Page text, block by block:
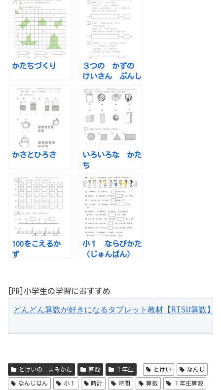
かたちづくり
３つの かずの
けいさん ぶんし
ょうだい
かさとひろさ
いろいろな かた
ち
100をこえるか
ず
小１ ならびかた
（じゅんばん）
[PR]小学生の学習におすすめ
どんどん算数が好きになるタブレット教材【RISU算数】
とけいの よみかた 算数 １年生 とけい なんじ
なんじはん 小１ 時計 時間 算数 １年生算数